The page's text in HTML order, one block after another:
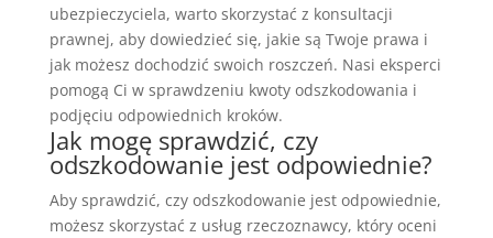
ubezpieczyciela, warto skorzystać z konsultacji
prawnej, aby dowiedzieć się, jakie są Twoje prawa i
jak możesz dochodzić swoich roszczeń. Nasi eksperci
pomogą Ci w sprawdzeniu kwoty odszkodowania i
podjęciu odpowiednich kroków.
Jak mogę sprawdzić, czy
odszkodowanie jest odpowiednie?
Aby sprawdzić, czy odszkodowanie jest odpowiednie,
możesz skorzystać z usług rzeczoznawcy, który oceni